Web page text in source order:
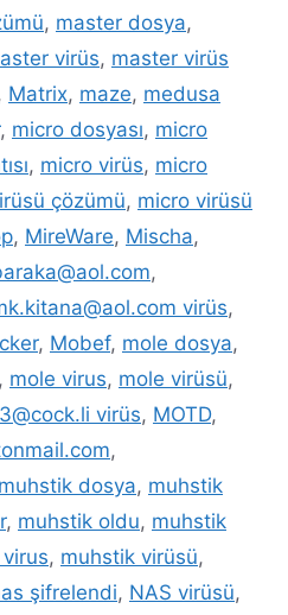
, master dosya,
virüs, master virüs
Matrix, maze, medusa
, micro dosyası, micro
, micro virüs, micro
çözümü, micro virüsü
, MireWare, Mischa,
,
virüs,
, Mobef, mole dosya,
, mole virus, mole virüsü,
virüs, MOTD,
,
muhstik dosya, muhstik
, muhstik oldu, muhstik
, muhstik virüsü,
şifrelendi, NAS virüsü,